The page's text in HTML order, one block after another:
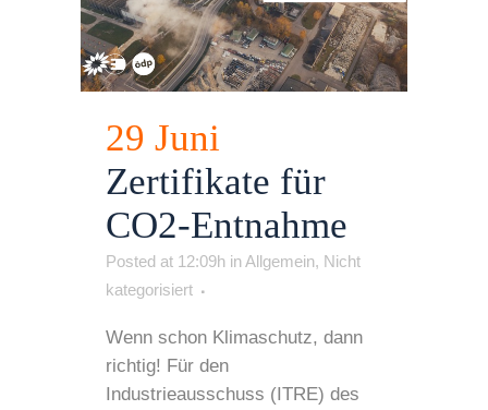
29 Juni
Zertifikate für
CO2-Entnahme
Posted at 12:09h inAllgemein, Nicht
kategorisiert
Wenn schon Klimaschutz, dann
richtig! Für den
Industrieausschuss (ITRE) des